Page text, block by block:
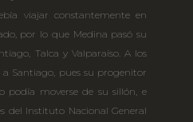
viajar constantemente en
por lo que Medina pasó su
Talca y Valparaíso. A los
Santiago, pues su progenitor
podía moverse de su sillón, e
del Instituto Nacional General